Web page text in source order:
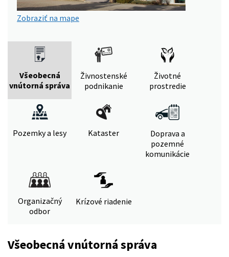
Zobraziť na mape
Všeobecná
vnútorná správa
Živnostenské
podnikanie
Životné
prostredie
Pozemky a lesy Kataster
Doprava a
pozemné
komunikácie
Organizačný
odbor
Krízové riadenie
Všeobecná vnútorná správa